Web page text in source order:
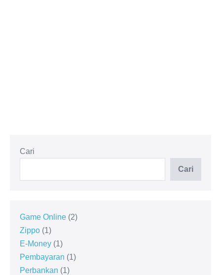
Cari
Cari
Game Online 2
Zippo 1
E-Money 1
Pembayaran
1
Perbankan
1